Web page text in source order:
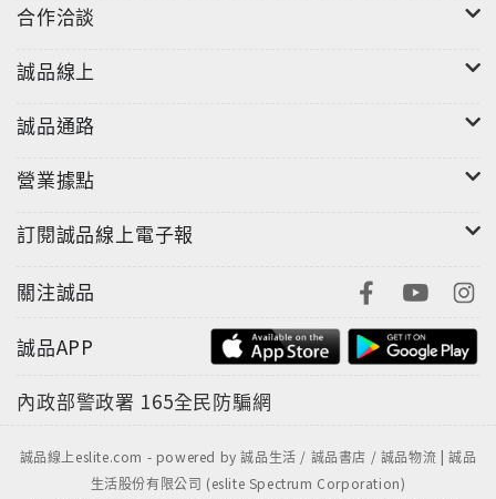
合作洽談
誠品線上
誠品通路
營業據點
訂閱誠品線上電子報
關注誠品
誠品APP
內政部警政署 165全民防騙網
誠品線上eslite.com - powered by 誠品生活 / 誠品書店 / 誠品物流 | 誠品
生活股份有限公司 (eslite Spectrum Corporation)